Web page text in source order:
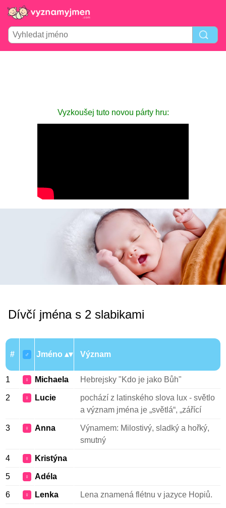
Vyzkoušej tuto novou párty hru:
Dívčí jména s 2 slabikami
# ♂ Jméno Význam
1 ♀ Michaela Hebrejsky "Kdo je jako Bůh"
2 ♀ Lucie
pochází z latinského slova lux - světlo
a význam jména je „světlá“, „zářící
3 ♀ Anna
Výnamem: Milostivý, sladký a hořký,
smutný
4 ♀ Kristýna
5 ♀ Adéla
6 ♀ Lenka Lena znamená flétnu v jazyce Hopiů.